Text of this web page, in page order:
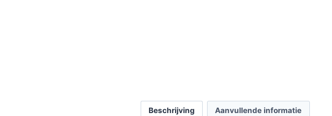
Beschrijving Aanvullende informatie